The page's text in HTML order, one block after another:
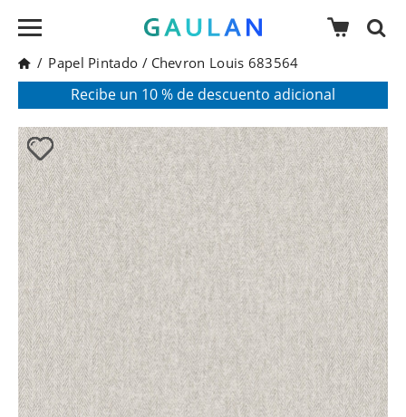
/ Papel Pintado / Chevron Louis 683564
Pon en tu cesta el código: AGOSTO2026
Recibe un 10 % de descuento adicional
* Válido para pedidos superiores a 120€